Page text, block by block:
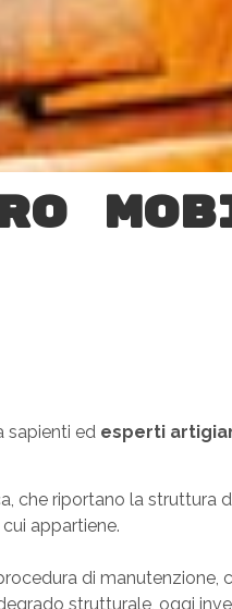
sapienti ed esperti
che riportano la struttura
appartiene.
di manutenzione,
strutturale, oggi